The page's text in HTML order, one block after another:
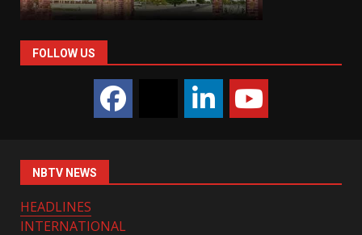
FOLLOW US
NBTV NEWS
HEADLINES
INTERNATIONAL